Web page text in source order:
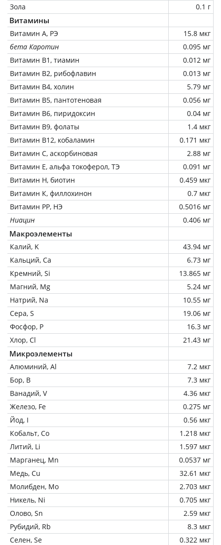
Зола 0.1 г
Витамины
Витамин А, РЭ
15.8 мкг
бета Каротин
0.095 мг
Витамин В1, тиамин
0.012 мг
Витамин В2, рибофлавин
0.013 мг
Витамин В4, холин
5.79 мг
Витамин В5, пантотеновая
0.056 мг
Витамин В6, пиридоксин
0.04 мг
Витамин В9, фолаты
1.4 мкг
Витамин В12, кобаламин
0.171 мкг
Витамин C, аскорбиновая
2.88 мг
Витамин Е, альфа токоферол, ТЭ
0.091 мг
Витамин Н, биотин
0.459 мкг
Витамин К, филлохинон
0.7 мкг
Витамин РР, НЭ
0.5016 мг
Ниацин
0.406 мг
Макроэлементы
Калий, K
43.94 мг
Кальций, Ca
6.73 мг
Кремний, Si
13.865 мг
Магний, Mg
5.24 мг
Натрий, Na
10.55 мг
Сера, S
19.06 мг
Фосфор, P
16.3 мг
Хлор, Cl
21.43 мг
Микроэлементы
Алюминий, Al
7.2 мкг
Бор, B
7.3 мкг
Ванадий, V
4.36 мкг
Железо, Fe
0.275 мг
Йод, I
0.56 мкг
Кобальт, Co
1.218 мкг
Литий, Li
1.597 мкг
Марганец, Mn
0.0537 мг
Медь, Cu
32.61 мкг
Молибден, Mo
2.703 мкг
Никель, Ni
0.705 мкг
Олово, Sn
2.59 мкг
Рубидий, Rb
8.3 мкг
Селен, Se
0.322 мкг